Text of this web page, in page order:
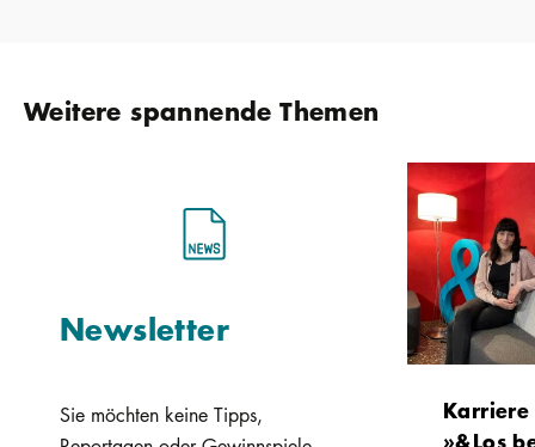
Weitere spannende Themen
Newsletter
Sie möchten keine Tipps,
»&Los